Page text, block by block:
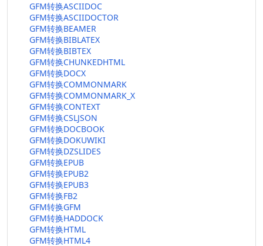
GFM转换ASCIIDOC
GFM转换ASCIIDOCTOR
GFM转换BEAMER
GFM转换BIBLATEX
GFM转换BIBTEX
GFM转换CHUNKEDHTML
GFM转换DOCX
GFM转换COMMONMARK
GFM转换COMMONMARK_X
GFM转换CONTEXT
GFM转换CSLJSON
GFM转换DOCBOOK
GFM转换DOKUWIKI
GFM转换DZSLIDES
GFM转换EPUB
GFM转换EPUB2
GFM转换EPUB3
GFM转换FB2
GFM转换GFM
GFM转换HADDOCK
GFM转换HTML
GFM转换HTML4